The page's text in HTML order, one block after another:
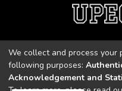
Universidad
We collect and process your
following purposes:
Acknowledgement and